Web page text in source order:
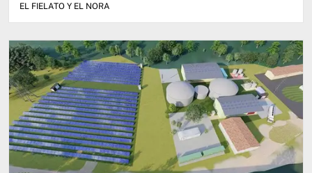
EL FIELATO Y EL NORA